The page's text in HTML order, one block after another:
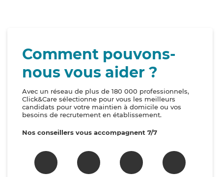
Comment pouvons-
nous vous aider ?
Avec un réseau de plus de 180 000 professionnels,
Click&Care sélectionne pour vous les meilleurs
candidats pour votre maintien à domicile ou vos
besoins de recrutement en établissement.
Nos conseillers vous accompagnent 7/7